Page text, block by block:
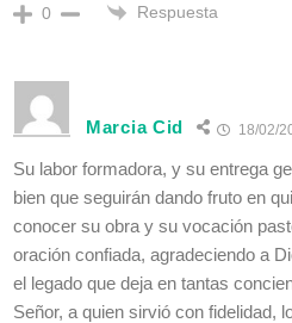
0 Respuesta
Marcia Cid 18/02/
Su labor formadora, y su entrega
bien que seguirán dando fruto en
conocer su obra y su vocación
oración confiada, agradeciendo a
el legado que deja en tantas
Señor, a quien sirvió con fidelidad,